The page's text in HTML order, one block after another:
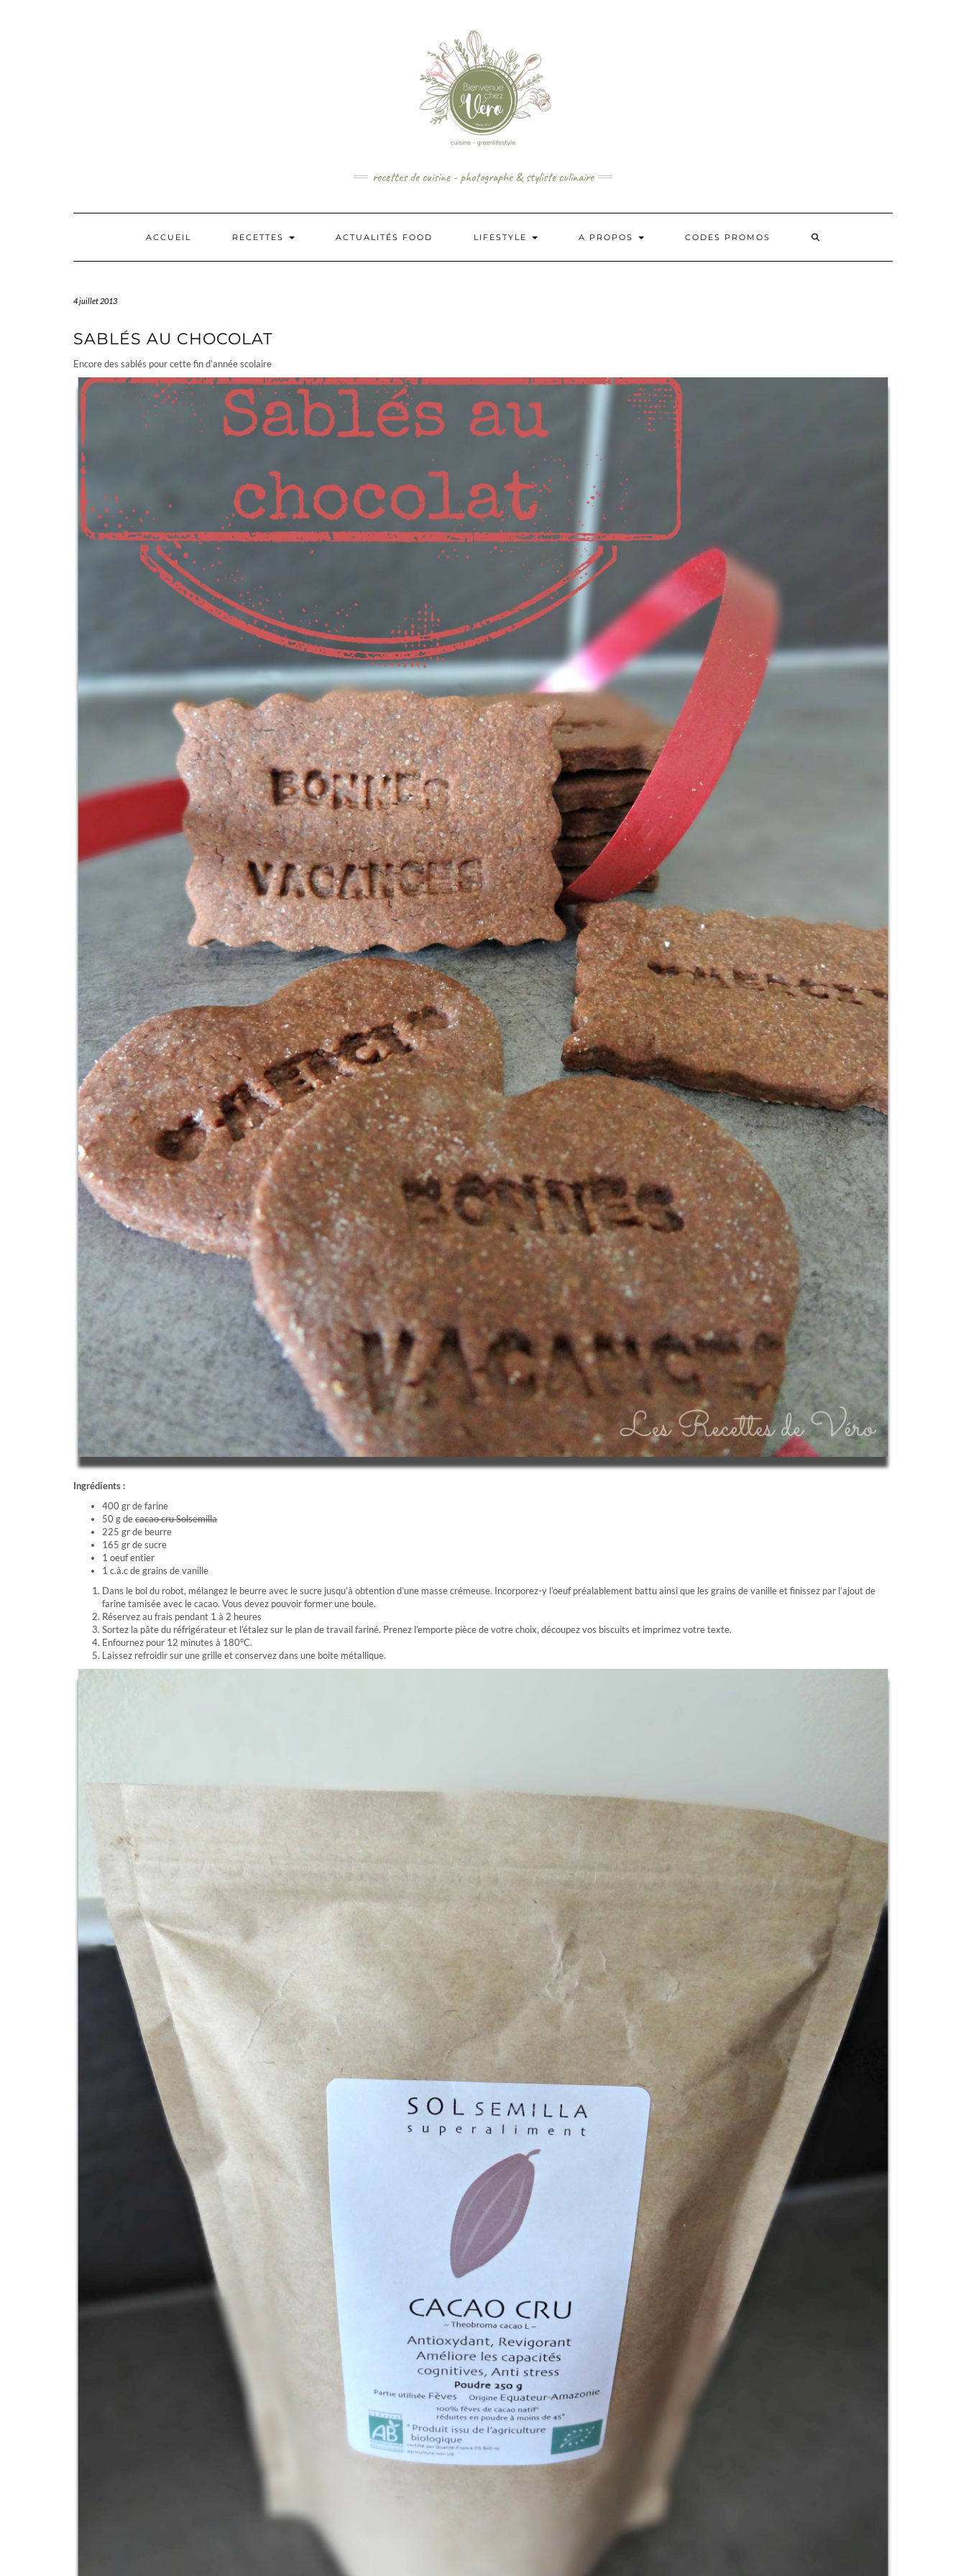
recettes de cuisine - photographe & styliste culinaire
ACCUEIL RECETTES ACTUALITÉS FOOD LIFESTYLE A PROPOS CODES PROMOS
4 juillet 2013
SABLÉS AU CHOCOLAT
Encore des sablés pour cette fin d’année scolaire
Ingrédients :
400 gr de farine
50 g decacao cru Solsemilla
225 gr de beurre
165 gr de sucre
1 oeuf entier
1 c.à.c de grains de vanille
Dans le bol du robot, mélangez le beurre avec le sucre jusqu’à obtention d’une masse crémeuse. Incorporez-y l’oeuf préalablement battu ainsi que les grains de vanille et finissez par l’ajout de
farine tamisée avec le cacao. Vous devez pouvoir former une boule.
Réservez au frais pendant 1 à 2 heures
Sortez la pâte du réfrigérateur et l’étalez sur le plan de travail fariné. Prenez l’emporte pièce de votre choix, découpez vos biscuits et imprimez votre texte.
Enfournez pour 12 minutes à 180°C.
Laissez refroidir sur une grille et conservez dans une boite métallique.